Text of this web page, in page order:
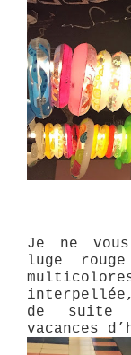
Je ne
luge
de suite
vacances